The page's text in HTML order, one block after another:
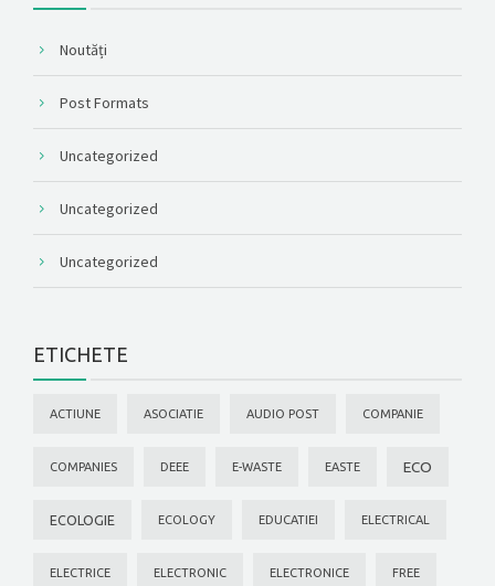
Noutăți
Post Formats
Uncategorized
Uncategorized
Uncategorized
ETICHETE
ACTIUNE ASOCIATIE AUDIO POST COMPANIE
COMPANIES DEEE E-WASTE EASTE ECO
ECOLOGIE ECOLOGY EDUCATIEI ELECTRICAL
ELECTRICE ELECTRONIC ELECTRONICE FREE